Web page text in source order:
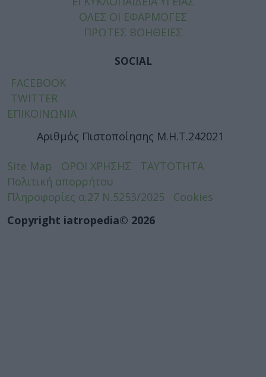
ΟΛΕΣ ΟΙ ΕΦΑΡΜΟΓΕΣ
ΠΡΩΤΕΣ ΒΟΗΘΕΙΕΣ
SOCIAL
FACEBOOK
TWITTER
ΕΠΙΚΟΙΝΩΝΙΑ
Αριθμός Πιστοποίησης Μ.Η.Τ.242021
Site Map ΟΡΟΙ ΧΡΗΣΗΣ
ΤΑΥΤΟΤΗΤΑ
Πολιτική απορρήτου
Πληροφορίες α.27 Ν.5253/2025
Cookies
Copyright iatropedia© 2026